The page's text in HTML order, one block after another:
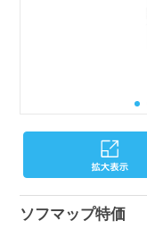
ソフマップ特価